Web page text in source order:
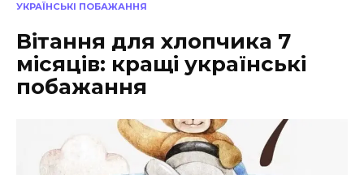
УКРАЇНСЬКІ ПОБАЖАННЯ
Вітання для хлопчика 7
місяців: кращі українські
побажання